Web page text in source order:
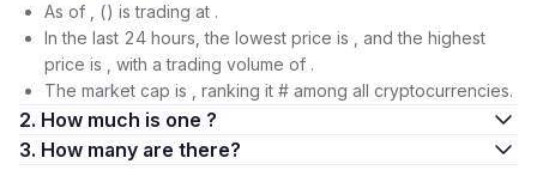
As of , () is trading at .
In the last 24 hours, the lowest price is , and the highest
price is , with a trading volume of .
The market cap is , ranking it # among all cryptocurrencies.
2. How much is one ?
3. How many are there?